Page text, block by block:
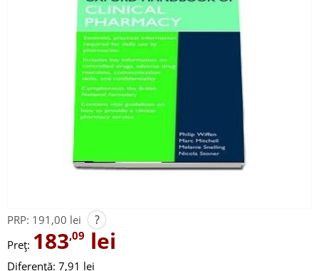
PRP: 191,00 lei ?
Preț: 183,09 lei
Diferență: 7,91 lei